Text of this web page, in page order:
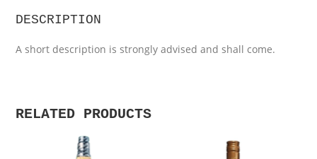
DESCRIPTION
A short description is strongly advised and shall come.
RELATED PRODUCTS